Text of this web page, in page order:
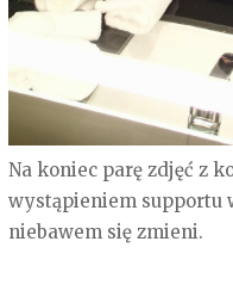
Na koniec parę zdjęć z
wystąpieniem supportu
niebawem się zmieni.